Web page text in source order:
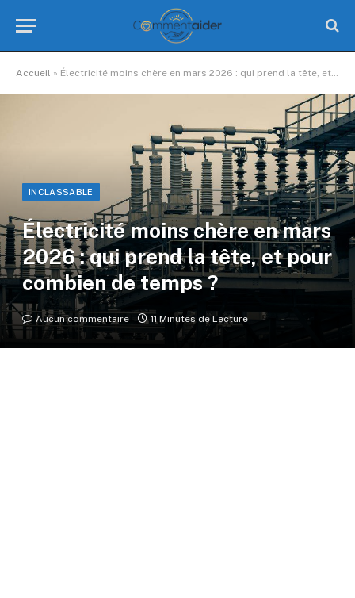
Accueil » Électricité moins chère en mars 2026 : qui prend la tête, et pour combien de temps ?
INCLASSABLE
Électricité moins chère en mars
2026 : qui prend la tête, et pour
combien de temps ?
Aucun commentaire 11 Minutes de Lecture